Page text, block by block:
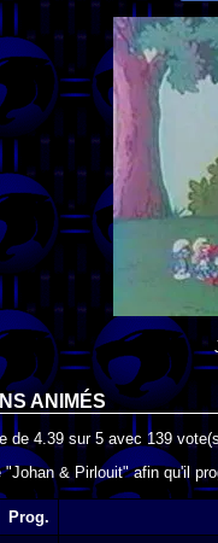
ANIMÉS
de 4.39 sur 5 avec 139
"Johan & Pirlouit" afin qu'il
Prog.